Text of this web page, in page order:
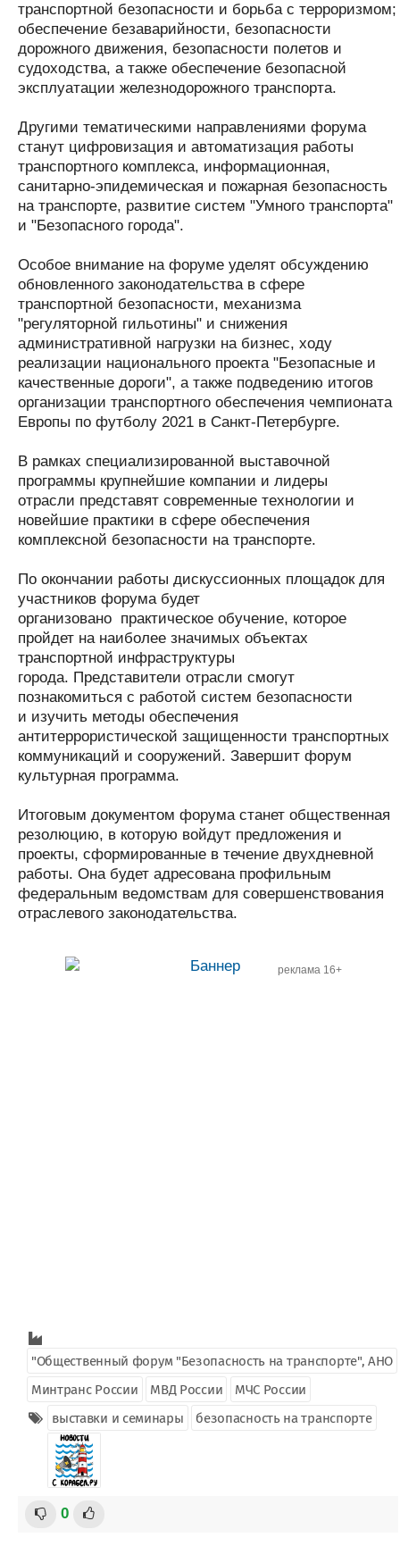
транспортной безопасности и борьба с терроризмом;
обеспечение безаварийности, безопасности
дорожного движения, безопасности полетов и
судоходства, а также обеспечение безопасной
эксплуатации железнодорожного транспорта.
Другими тематическими направлениями форума
станут цифровизация и автоматизация работы
транспортного комплекса, информационная,
санитарно-эпидемическая и пожарная безопасность
на транспорте, развитие систем "Умного транспорта"
и "Безопасного города".
Особое внимание на форуме уделят обсуждению
обновленного законодательства в сфере
транспортной безопасности, механизма
"регуляторной гильотины" и снижения
административной нагрузки на бизнес, ходу
реализации национального проекта "Безопасные и
качественные дороги", а также подведению итогов
организации транспортного обеспечения чемпионата
Европы по футболу 2021 в Санкт-Петербурге.
В рамках специализированной выставочной
программы крупнейшие компании и лидеры
отрасли представят современные технологии и
новейшие практики в сфере обеспечения
комплексной безопасности на транспорте.
По окончании работы дискуссионных площадок для
участников форума будет
организовано практическое обучение, которое
пройдет на наиболее значимых объектах
транспортной инфраструктуры
города. Представители отрасли смогут
познакомиться с работой систем безопасности
и изучить методы обеспечения
антитеррористической защищенности транспортных
коммуникаций и сооружений. Завершит форум
культурная программа.
Итоговым документом форума станет общественная
резолюцию, в которую войдут предложения и
проекты, сформированные в течение двухдневной
работы. Она будет адресована профильным
федеральным ведомствам для совершенствования
отраслевого законодательства.
реклама 16+
"Общественный форум "Безопасность на транспорте", АНО
Минтранс России
МВД России
МЧС России
выставки и семинары
безопасность на транспорте
0